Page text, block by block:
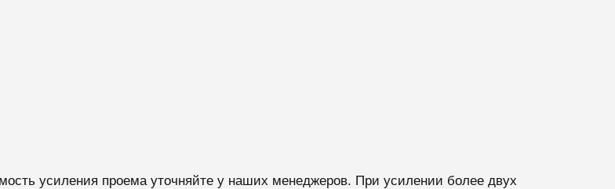
усиления проема уточняйте у наших менеджеров. При усилении более двух